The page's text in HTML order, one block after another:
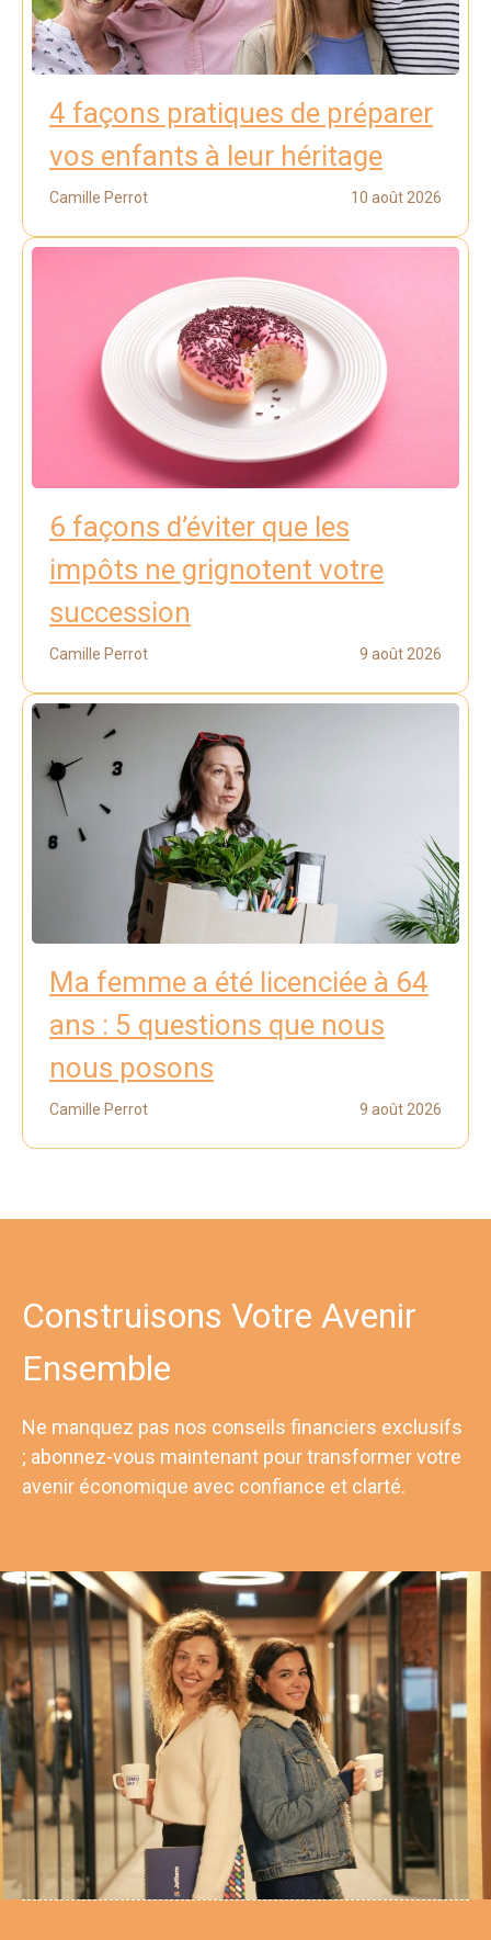
4 façons pratiques de préparer
vos enfants à leur héritage
Camille Perrot 10 août 2026
6 façons d’éviter que les
impôts ne grignotent votre
succession
Camille Perrot 9 août 2026
Ma femme a été licenciée à 64
ans : 5 questions que nous
nous posons
Camille Perrot 9 août 2026
Construisons Votre Avenir
Ensemble
Ne manquez pas nos conseils financiers exclusifs
; abonnez-vous maintenant pour transformer votre
avenir économique avec confiance et clarté.